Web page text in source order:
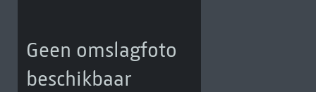
Geen omslagfoto
beschikbaar